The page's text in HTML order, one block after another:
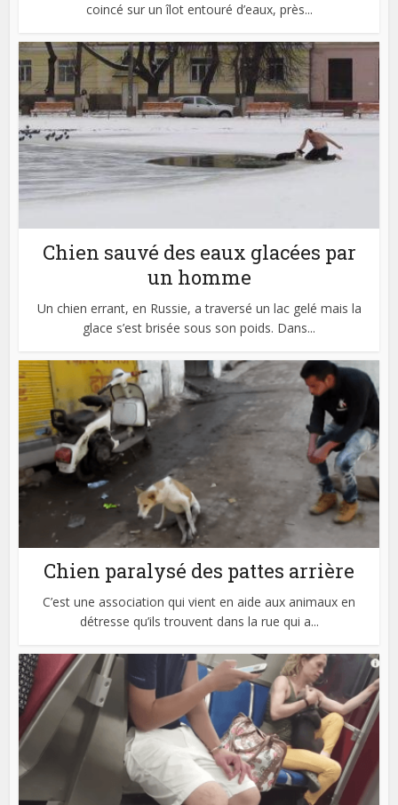
coincé sur un îlot entouré d’eaux, près...
Chien sauvé des eaux glacées par
un homme
Un chien errant, en Russie, a traversé un lac gelé mais la
glace s’est brisée sous son poids. Dans...
Chien paralysé des pattes arrière
C’est une association qui vient en aide aux animaux en
détresse qu’ils trouvent dans la rue qui a...